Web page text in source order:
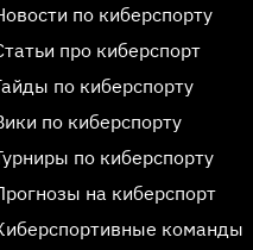
по киберспорту
про киберспорт
по киберспорту
по киберспорту
по киберспорту
на киберспорт
команды